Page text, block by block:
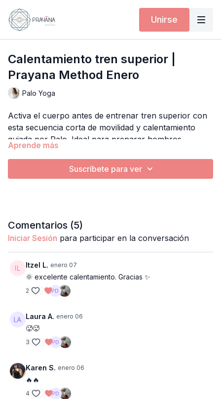
Unirse
Calentamiento tren superior |
Prayana Method Enero
Palo Yoga
Activa el cuerpo antes de entrenar tren superior con
esta secuencia corta de movilidad y calentamiento
guiada por Palo. Ideal para preparar hombros,
brazos, pecho y espalda antes de una práctica de
fuerza o yoga más intensa.
Aprende más
Suscríbete para ver
Comentarios (5)
Iniciar Sesión para participar en la conversación
Itzel L. enero 07
🌞 excelente calentamiento. Gracias ✨️
2
Laura A. enero 06
🥵🥵
3
Karen S. enero 06
🔥🔥
4